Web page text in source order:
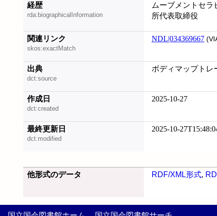
経歴
rda:biographicalInformation
ムーブメントセ
所代表取締役
関連リンク
skos:exactMatch
NDL|034369667
出典
dct:source
ボディマップトレ
作成日
dct:created
2025-10-27
最終更新日
dct:modified
2025-10-
他形式のデータ RDF/XML形式,